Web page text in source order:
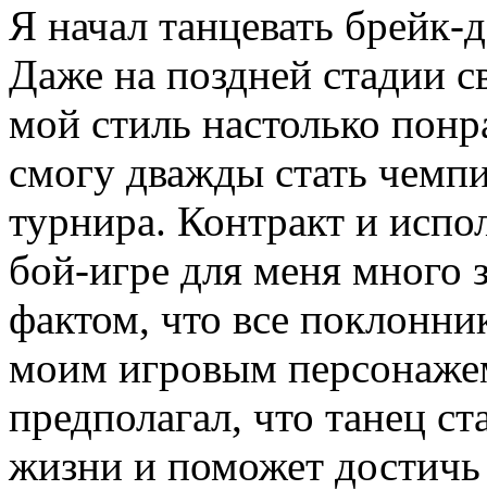
Я начал танцевать брейк-
Даже на поздней стадии
мой стиль настолько
смогу дважды стать
турнира. Контракт и
бой-игре для меня много
фактом, что все
моим игровым
предполагал, что танец
жизни и поможет достичь